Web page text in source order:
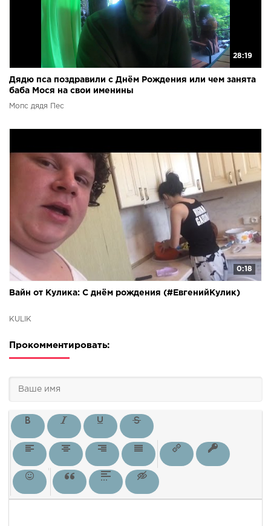
28:19
Дядю пса поздравили с Днём Рождения или чем занята
баба Мося на свои именины
Мопс дядя Пес
0:18
Вайн от Кулика: С днём рождения (#ЕвгенийКулик)
KULIK
Прокомментировать: